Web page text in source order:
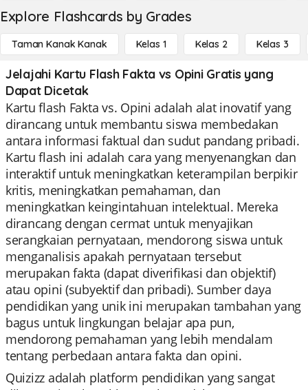
Explore Flashcards by Grades
Taman Kanak Kanak Kelas 1 Kelas 2 Kelas 3
Jelajahi Kartu Flash Fakta vs Opini Gratis yang
Dapat Dicetak
Kartu flash Fakta vs. Opini adalah alat inovatif yang
dirancang untuk membantu siswa membedakan
antara informasi faktual dan sudut pandang pribadi.
Kartu flash ini adalah cara yang menyenangkan dan
interaktif untuk meningkatkan keterampilan berpikir
kritis, meningkatkan pemahaman, dan
meningkatkan keingintahuan intelektual. Mereka
dirancang dengan cermat untuk menyajikan
serangkaian pernyataan, mendorong siswa untuk
menganalisis apakah pernyataan tersebut
merupakan fakta (dapat diverifikasi dan objektif)
atau opini (subyektif dan pribadi). Sumber daya
pendidikan yang unik ini merupakan tambahan yang
bagus untuk lingkungan belajar apa pun,
mendorong pemahaman yang lebih mendalam
tentang perbedaan antara fakta dan opini.
Quizizz adalah platform pendidikan yang sangat